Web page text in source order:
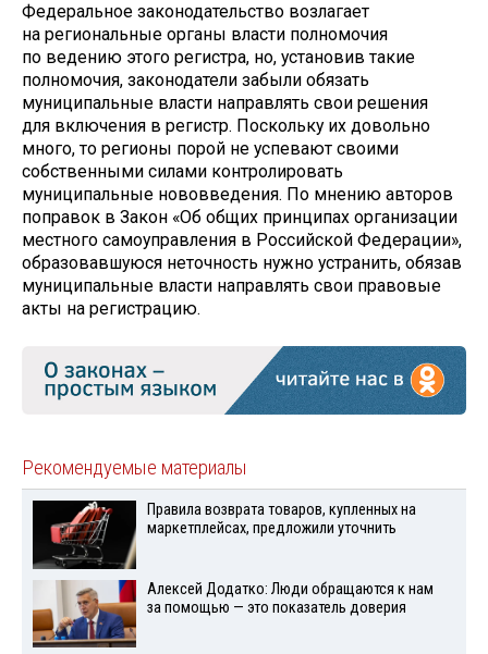
Федеральное законодательство возлагает
на региональные органы власти полномочия
по ведению этого регистра, но, установив такие
полномочия, законодатели забыли обязать
муниципальные власти направлять свои решения
для включения в регистр. Поскольку их довольно
много, то регионы порой не успевают своими
собственными силами контролировать
муниципальные нововведения. По мнению авторов
поправок в Закон «Об общих принципах организации
местного самоуправления в Российской Федерации»,
образовавшуюся неточность нужно устранить, обязав
муниципальные власти направлять свои правовые
акты на регистрацию.
Рекомендуемые материалы
Правила возврата товаров, купленных на
маркетплейсах, предложили уточнить
Алексей Додатко: Люди обращаются к нам
за помощью — это показатель доверия